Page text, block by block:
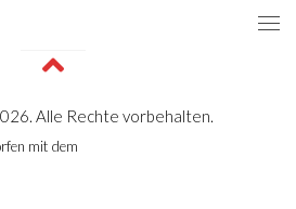
Alle Rechte vorbehalten.
mit dem